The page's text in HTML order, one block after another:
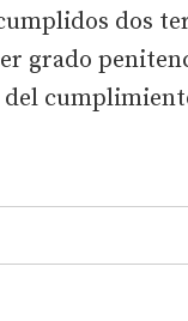
dos
grado